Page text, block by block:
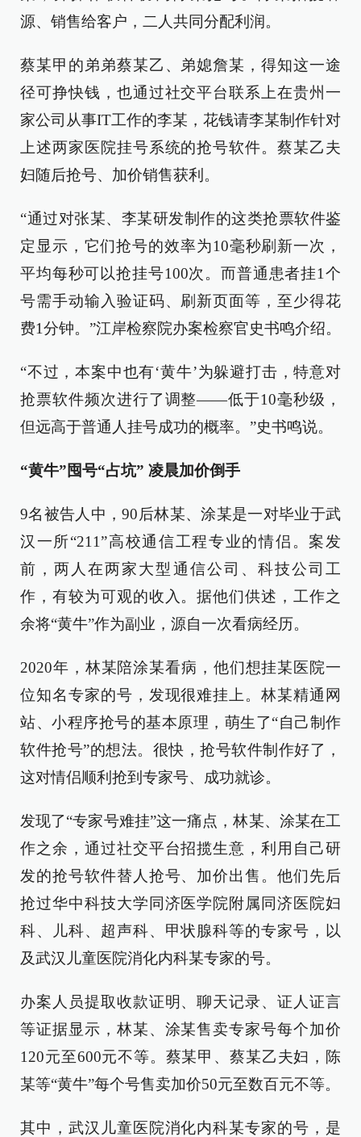
源、销售给客户，二人共同分配利润。
蔡某甲的弟弟蔡某乙、弟媳詹某，得知这一途
径可挣快钱，也通过社交平台联系上在贵州一
家公司从事IT工作的李某，花钱请李某制作针对
上述两家医院挂号系统的抢号软件。蔡某乙夫
妇随后抢号、加价销售获利。
“通过对张某、李某研发制作的这类抢票软件鉴
定显示，它们抢号的效率为10毫秒刷新一次，
平均每秒可以抢挂号100次。而普通患者挂1个
号需手动输入验证码、刷新页面等，至少得花
费1分钟。”江岸检察院办案检察官史书鸣介绍。
“不过，本案中也有‘黄牛’为躲避打击，特意对
抢票软件频次进行了调整——低于10毫秒级，
但远高于普通人挂号成功的概率。”史书鸣说。
“黄牛”囤号“占坑” 凌晨加价倒手
9名被告人中，90后林某、涂某是一对毕业于武
汉一所“211”高校通信工程专业的情侣。案发
前，两人在两家大型通信公司、科技公司工
作，有较为可观的收入。据他们供述，工作之
余将“黄牛”作为副业，源自一次看病经历。
2020年，林某陪涂某看病，他们想挂某医院一
位知名专家的号，发现很难挂上。林某精通网
站、小程序抢号的基本原理，萌生了“自己制作
软件抢号”的想法。很快，抢号软件制作好了，
这对情侣顺利抢到专家号、成功就诊。
发现了“专家号难挂”这一痛点，林某、涂某在工
作之余，通过社交平台招揽生意，利用自己研
发的抢号软件替人抢号、加价出售。他们先后
抢过华中科技大学同济医学院附属同济医院妇
科、儿科、超声科、甲状腺科等的专家号，以
及武汉儿童医院消化内科某专家的号。
办案人员提取收款证明、聊天记录、证人证言
等证据显示，林某、涂某售卖专家号每个加价
120元至600元不等。蔡某甲、蔡某乙夫妇，陈
某等“黄牛”每个号售卖加价50元至数百元不等。
其中，武汉儿童医院消化内科某专家的号，是